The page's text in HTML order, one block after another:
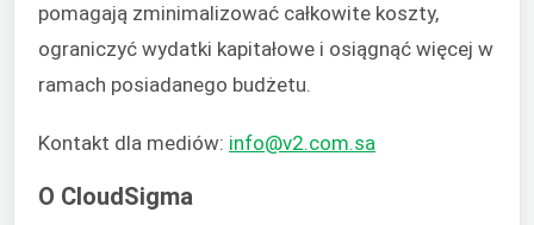
pomagają zminimalizować całkowite koszty,
ograniczyć wydatki kapitałowe i osiągnąć więcej w
ramach posiadanego budżetu.
Kontakt dla mediów: info@v2.com.sa
O CloudSigma